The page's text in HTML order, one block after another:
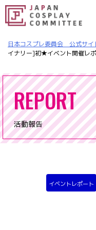
日本コスプレ委員会 公式サイ
イナリー]初★イベント開催レ
REPORT
活動報告
イベントレポート